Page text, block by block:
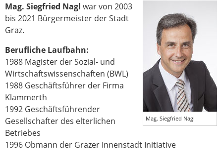
Mag. Siegfried Nagl
Mag. Siegfried Nagl war von 2003
bis 2021 Bürgermeister der Stadt
Graz.
Berufliche Laufbahn:
1988 Magister der Sozial- und
Wirtschaftswissenschaften (BWL)
1988 Geschäftsführer der Firma
Klammerth
1992 Geschäftsführender
Gesellschafter des elterlichen
Betriebes
1996 Obmann der Grazer Innenstadt Initiative